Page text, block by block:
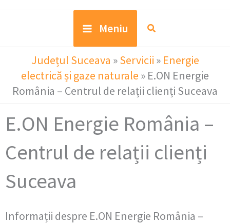
Meniu
Județul Suceava »Servicii » Energie
electrică și gaze naturale » E.ON Energie
România – Centrul de relații clienți Suceava
E.ON Energie România –
Centrul de relații clienți
Suceava
Informații despre E.ON Energie România –